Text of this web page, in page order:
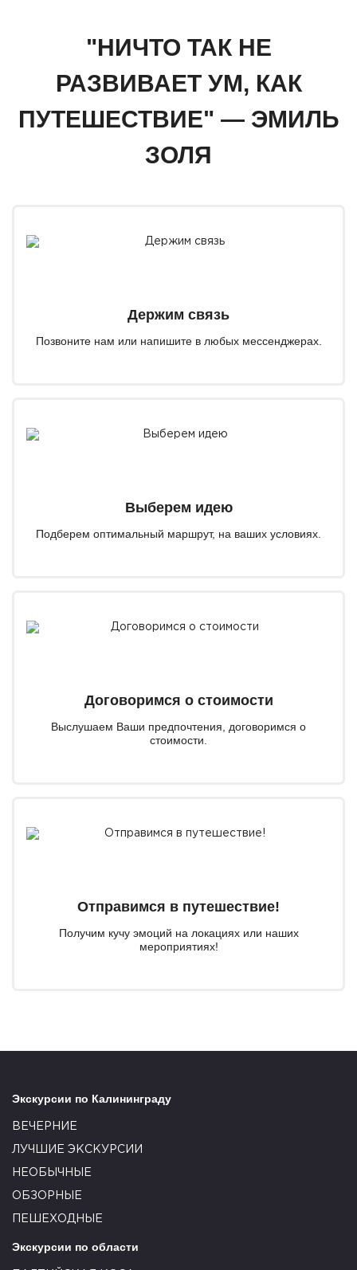
"НИЧТО ТАК НЕ
РАЗВИВАЕТ УМ, КАК
ПУТЕШЕСТВИЕ" — ЭМИЛЬ
ЗОЛЯ
Держим связь
Позвоните нам или напишите в любых мессенджерах.
Выберем идею
Подберем оптимальный маршрут, на ваших условиях.
Договоримся о стоимости
Выслушаем Ваши предпочтения, договоримся о
стоимости.
Отправимся в путешествие!
Получим кучу эмоций на локациях или наших
мероприятиях!
Экскурсии по Калининграду
ВЕЧЕРНИЕ
ЛУЧШИЕ ЭКСКУРСИИ
НЕОБЫЧНЫЕ
ОБЗОРНЫЕ
ПЕШЕХОДНЫЕ
Экскурсии по области